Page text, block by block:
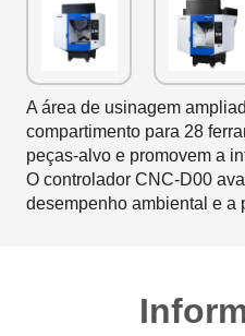
A área de usinagem
compartimento para 28
peças-alvo e promovem a
O controlador CNC-D00
desempenho ambiental e a